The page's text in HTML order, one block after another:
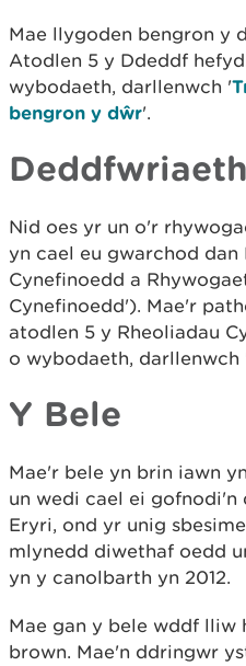
Mae llygoden bengron y
Atodlen 5 y Ddeddf
wybodaeth, darllenwch '
bengron y dŵr'.
Nid oes yr un o'r
yn cael eu gwarchod dan
Cynefinoedd a
Cynefinoedd'). Mae'r
atodlen 5 y Rheoliadau
o wybodaeth, darllenwch
Y Bele
Mae'r bele yn brin iawn
un wedi cael ei gofnodi'n
Eryri, ond yr unig
mlynedd diwethaf oedd
yn y canolbarth yn 2012.
Mae gan y bele wddf lliw
brown. Mae'n ddringwr